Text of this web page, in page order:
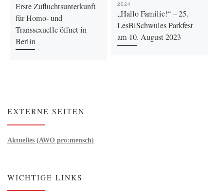
Erste Zufluchtsunterkunft
für Homo- und
Transsexuelle öffnet in
Berlin
2024
„Hallo Familie!“ – 25.
LesBiSchwules Parkfest
am 10. August 2023
EXTERNE SEITEN
Aktuelles (AWO pro:mensch)
WICHTIGE LINKS